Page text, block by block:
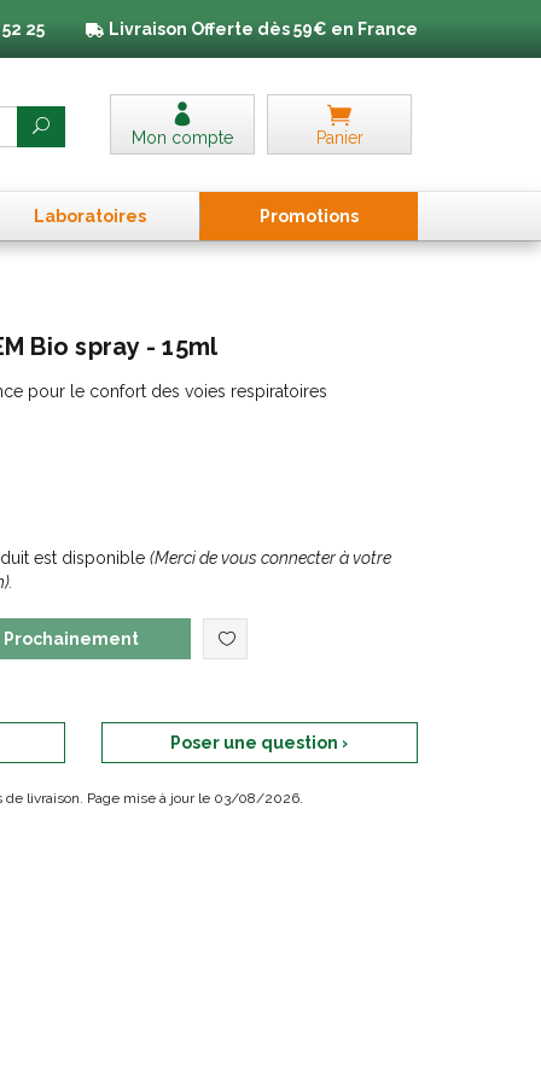
25 Livraison Offerte dès 59€ en France
Mon compte Panier
Laboratoires Promotions
Bio spray - 15ml
pour le confort des voies respiratoires
est disponible (Merci de vous connecter à votre
Prochainement
Poser une question ›
de livraison. Page mise à jour le 03/08/2026.